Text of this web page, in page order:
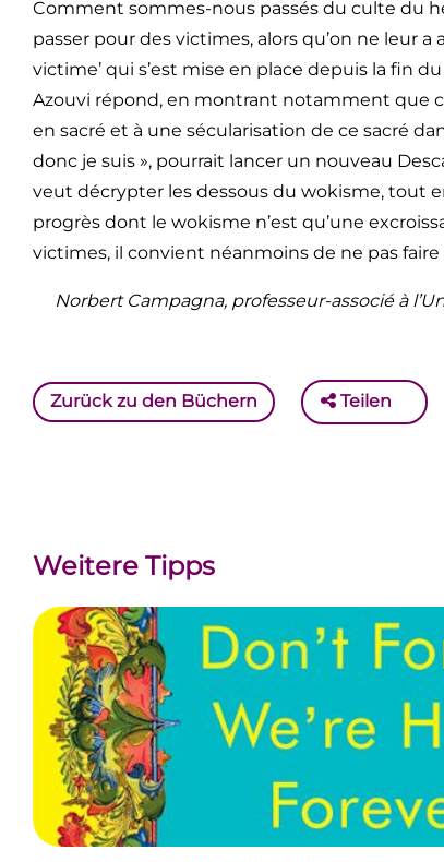
Comment sommes-nous passés du culte du
passer pour des victimes, alors qu’on ne leur
victime’ qui s’est mise en place depuis la fin
Azouvi répond, en montrant notamment que
en sacré et à une sécularisation de ce sacré
donc je suis », pourrait lancer un nouveau
veut décrypter les dessous du wokisme, tout
progrès dont le wokisme n’est qu’une
victimes, il convient néanmoins de ne pas
Norbert Campagna, professeur-associé à
Zurück zu den Büchern Teilen
Weitere Tipps